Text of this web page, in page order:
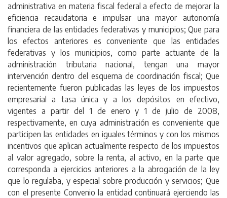
administrativa en materia fiscal federal a efecto de mejorar la
eficiencia recaudatoria e impulsar una mayor autonomía
financiera de las entidades federativas y municipios; Que para
los efectos anteriores es conveniente que las entidades
federativas y los municipios, como parte actuante de la
administración tributaria nacional, tengan una mayor
intervención dentro del esquema de coordinación fiscal; Que
recientemente fueron publicadas las leyes de los impuestos
empresarial a tasa única y a los depósitos en efectivo,
vigentes a partir del 1 de enero y 1 de julio de 2008,
respectivamente, en cuya administración es conveniente que
participen las entidades en iguales términos y con los mismos
incentivos que aplican actualmente respecto de los impuestos
al valor agregado, sobre la renta, al activo, en la parte que
corresponda a ejercicios anteriores a la abrogación de la ley
que lo regulaba, y especial sobre producción y servicios; Que
con el presente Convenio la entidad continuará ejerciendo las